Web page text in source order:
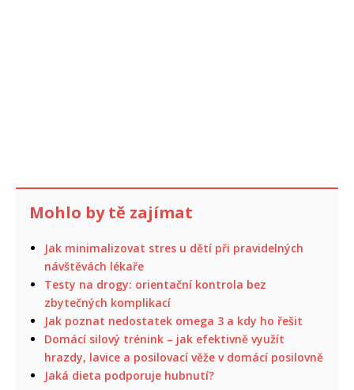
Mohlo by tě zajímat
Jak minimalizovat stres u dětí při pravidelných
návštěvách lékaře
Testy na drogy: orientační kontrola bez
zbytečných komplikací
Jak poznat nedostatek omega 3 a kdy ho řešit
Domácí silový trénink – jak efektivně využít
hrazdy, lavice a posilovací věže v domácí posilovně
Jaká dieta podporuje hubnutí?